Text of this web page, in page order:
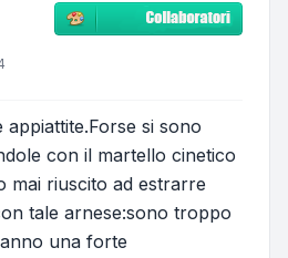
si sono
con il martello cinetico
mai riuscito ad estrarre
tale arnese:sono troppo
una forte